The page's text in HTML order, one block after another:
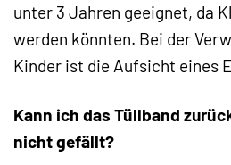
unter 3 Jahren geeignet, da
werden könnten. Bei der
Kinder ist die Aufsicht eines
Kann ich das Tüllband
nicht gefällt?